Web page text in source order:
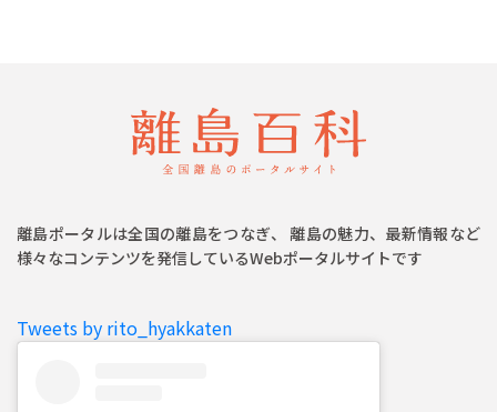
離島ポータルは全国の離島をつなぎ、 離島の魅力、最新情報など
様々なコンテンツを発信しているWebポータルサイトです
Tweets by rito_hyakkaten